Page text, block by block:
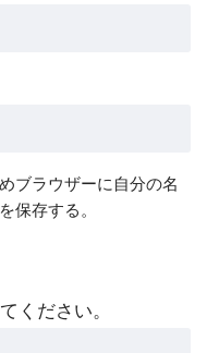
ブラウザーに自分の名
保存する。
ください。